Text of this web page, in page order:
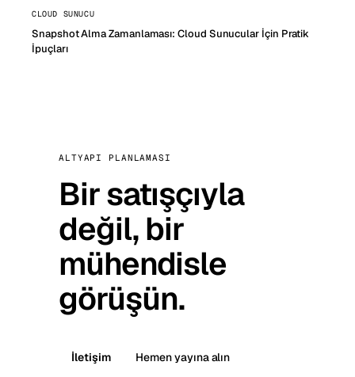
CLOUD SUNUCU
Snapshot Alma Zamanlaması: Cloud Sunucular İçin Pratik
İpuçları
ALTYAPI PLANLAMASI
Bir satışçıyla
değil, bir
mühendisle
görüşün.
İletişim Hemen yayına alın